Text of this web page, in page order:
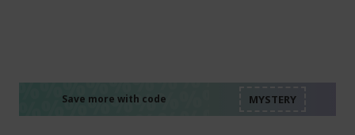
Save more with code